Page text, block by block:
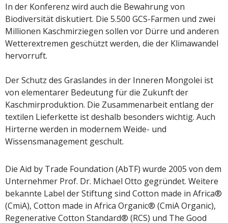
In der Konferenz wird auch die Bewahrung von
Biodiversität diskutiert. Die 5.500 GCS-Farmen und zwei
Millionen Kaschmirziegen sollen vor Dürre und anderen
Wetterextremen geschützt werden, die der Klimawandel
hervorruft.
Der Schutz des Graslandes in der Inneren Mongolei ist
von elementarer Bedeutung für die Zukunft der
Kaschmirproduktion. Die Zusammenarbeit entlang der
textilen Lieferkette ist deshalb besonders wichtig. Auch
Hirterne werden in modernem Weide- und
Wissensmanagement geschult.
Die Aid by Trade Foundation (AbTF) wurde 2005 von dem
Unternehmer Prof. Dr. Michael Otto gegründet. Weitere
bekannte Label der Stiftung sind Cotton made in Africa®
(CmiA), Cotton made in Africa Organic® (CmiA Organic),
Regenerative Cotton Standard® (RCS) und The Good